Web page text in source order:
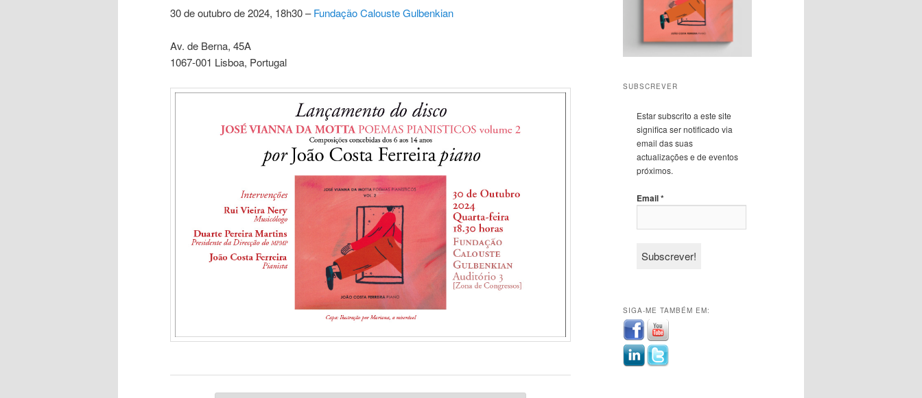
30 de outubro de 2024, 18h30 –Fundação Calouste Gulbenkian
Av. de Berna, 45A
1067-001 Lisboa, Portugal
SUBSCREVER
Estar subscrito a este site
significa ser notificado via
email das suas
actualizações e de eventos
próximos.
Email*
SIGA-ME TAMBÉM EM: